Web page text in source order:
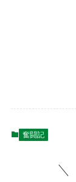
奮闘記